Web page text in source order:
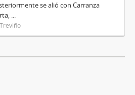
se alió con Carranza
...